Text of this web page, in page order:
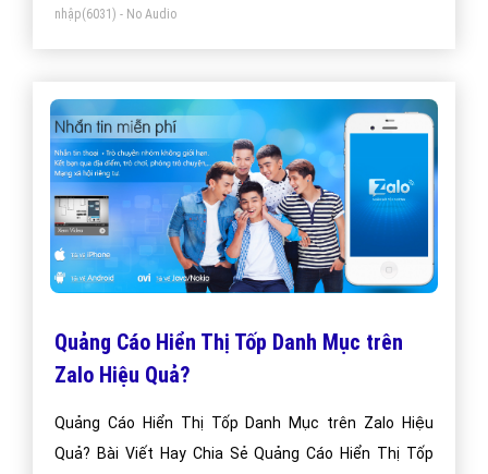
nhập(6031) - No Audio
Quảng Cáo Hiển Thị Tốp Danh Mục trên
Zalo Hiệu Quả?
Quảng Cáo Hiển Thị Tốp Danh Mục trên Zalo Hiệu
Quả? Bài Viết Hay Chia Sẻ Quảng Cáo Hiển Thị Tốp